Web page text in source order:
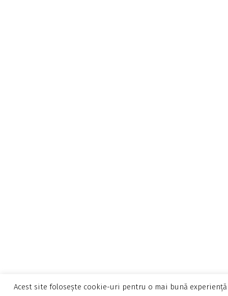
Acest site folosește cookie-uri pentru o mai bună